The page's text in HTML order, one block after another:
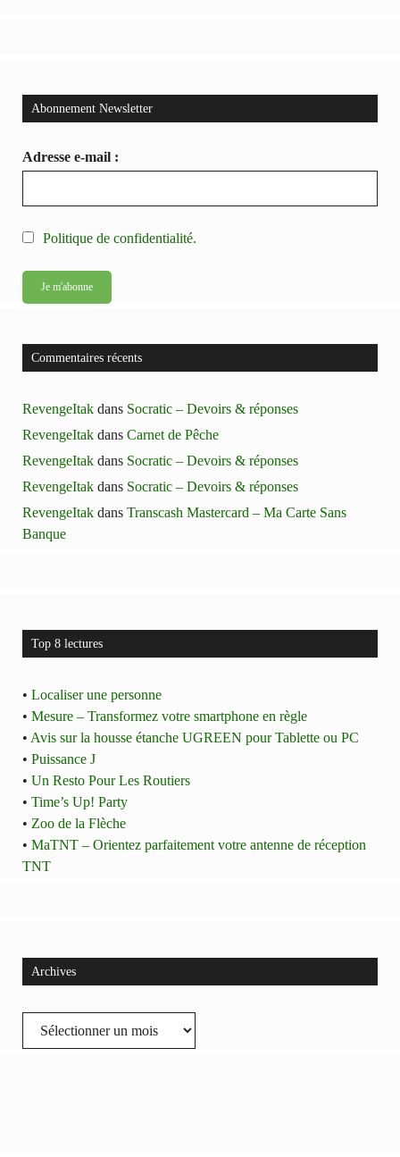
Abonnement Newsletter
Adresse e-mail :
Politique de confidentialité.
Commentaires récents
RevengeItak dans Socratic – Devoirs & réponses
RevengeItak dans Carnet de Pêche
RevengeItak dans Socratic – Devoirs & réponses
RevengeItak dans Socratic – Devoirs & réponses
RevengeItak dans Transcash Mastercard – Ma Carte Sans
Banque
Top 8 lectures
• Localiser une personne
• Mesure – Transformez votre smartphone en règle
• Avis sur la housse étanche UGREEN pour Tablette ou PC
• Puissance J
• Un Resto Pour Les Routiers
• Time’s Up! Party
• Zoo de la Flèche
• MaTNT – Orientez parfaitement votre antenne de réception
TNT
Archives
Archives